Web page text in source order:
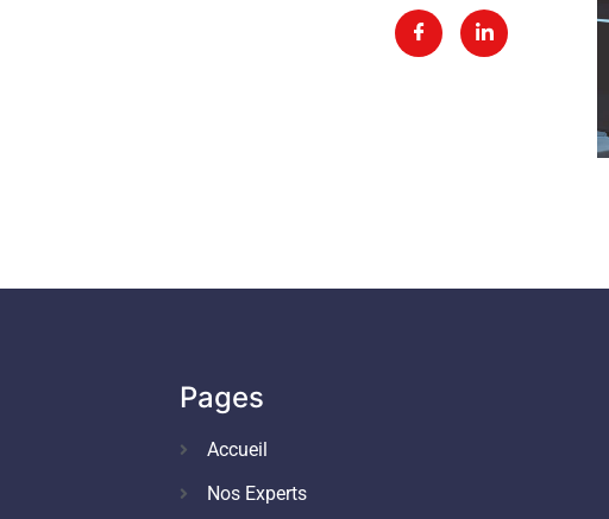
Pages
Accueil
Nos Experts